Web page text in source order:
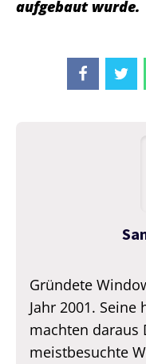
aufgebaut wurde.
Gründete
Jahr 2001. Seine
machten daraus
meistbesuchte